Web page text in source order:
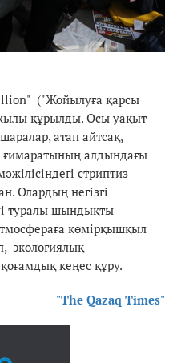
("Жойылуға қарсы
құрылды. Осы уақыт
атап айтсақ,
ғимаратының алдындағы
стриптиз
Олардың негізгі
туралы шындықты
көмірқышқыл
экологиялық
кеңес құру.
"The Qazaq Times"